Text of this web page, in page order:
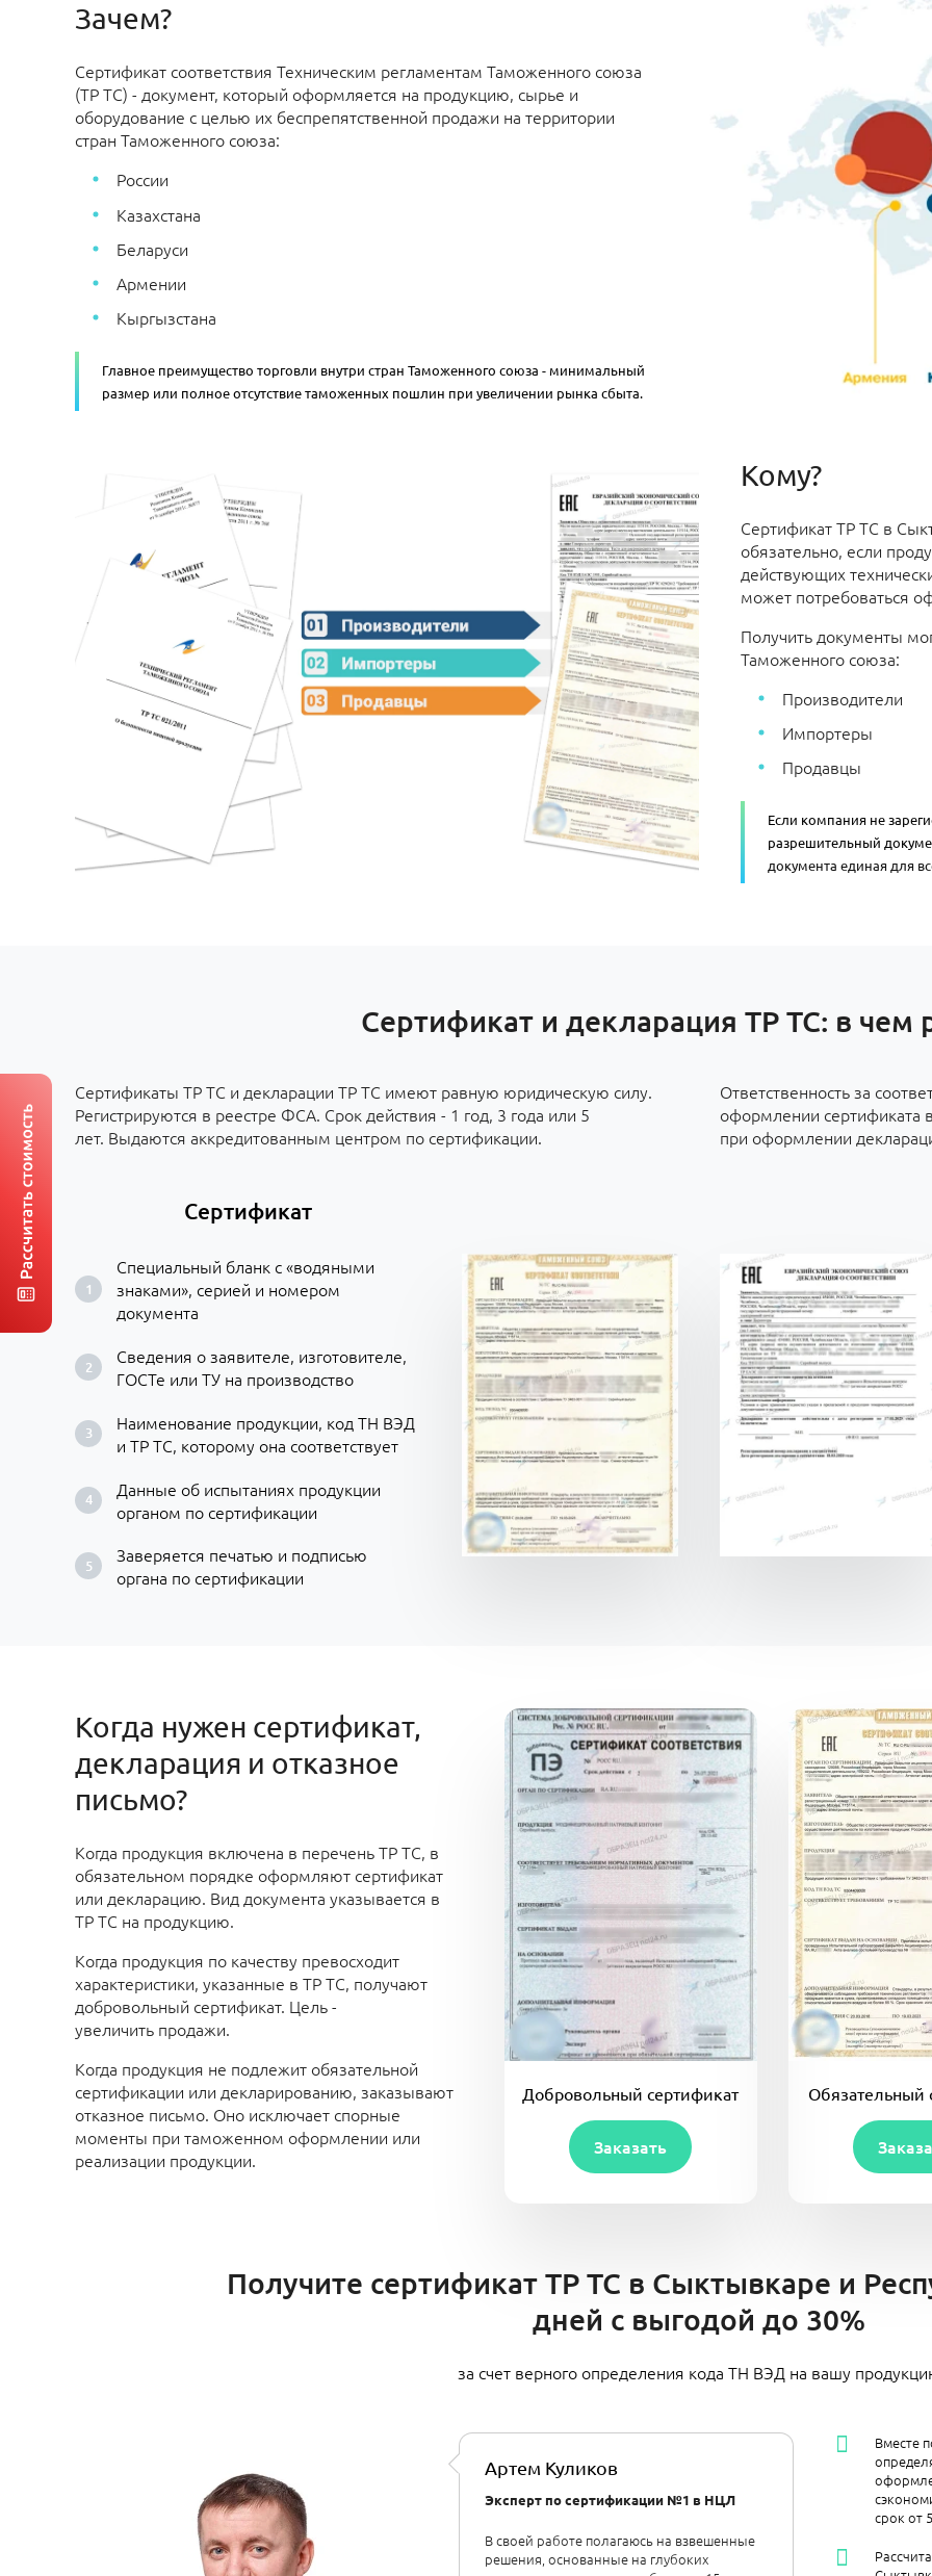
Зачем?
Сертификат соответствия Техническим регламентам Таможенного союза
(ТР ТС) - документ, который оформляется на продукцию, сырье и
оборудование с целью их беспрепятственной продажи на территории
стран Таможенного союза:
России
Казахстана
Беларуси
Армении
Кыргызстана
Главное преимущество торговли внутри стран Таможенного союза - минимальный
размер или полное отсутствие таможенных пошлин при увеличении рынка сбыта.
Кому?
Сертификат ТР ТС в
обязательно, если
действующих
может потребоваться
Получить документы
Таможенного союза:
Производители
Импортеры
Продавцы
Если компания не
разрешительный
документа единая для
Сертификат и декларация ТР ТС: в чем
Сертификаты ТР ТС и декларации ТР ТС имеют равную юридическую силу.
Регистрируются в реестре ФСА. Срок действия - 1 год, 3 года или 5
лет. Выдаются аккредитованным центром по сертификации.
Ответственность за
оформлении сертификата
при оформлении
Сертификат
Специальный бланк с «водяными
знаками», серией и номером
документа
Сведения о заявителе, изготовителе,
ГОСТе или ТУ на производство
Наименование продукции, код ТН ВЭД
и ТР ТС, которому она соответствует
Данные об испытаниях продукции
органом по сертификации
Заверяется печатью и подписью
органа по сертификации
Когда нужен сертификат,
декларация и отказное
письмо?
Когда продукция включена в перечень ТР ТС, в
обязательном порядке оформляют сертификат
или декларацию. Вид документа указывается в
ТР ТС на продукцию.
Когда продукция по качеству превосходит
характеристики, указанные в ТР ТС, получают
добровольный сертификат. Цель -
увеличить продажи.
Когда продукция не подлежит обязательной
сертификации или декларированию, заказывают
отказное письмо. Оно исключает спорные
моменты при таможенном оформлении или
реализации продукции.
Добровольный сертификат
Заказать
Обязательный
Получите сертификат ТР ТС в Сыктывкаре и
дней с выгодой до 30%
за счет верного определения кода ТН ВЭД на вашу
Артем Куликов
Эксперт по сертификации №1 в НЦЛ
В своей работе полагаюсь на взвешенные
решения, основанные на глубоких
Вместе
срок от